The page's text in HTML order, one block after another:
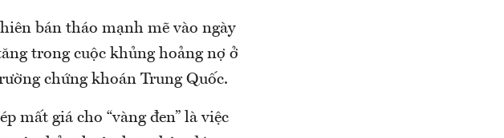
bán tháo mạnh mẽ vào ngày
trong cuộc khủng hoảng nợ ở
chứng khoán Trung Quốc.
mất giá cho “vàng đen” là việc